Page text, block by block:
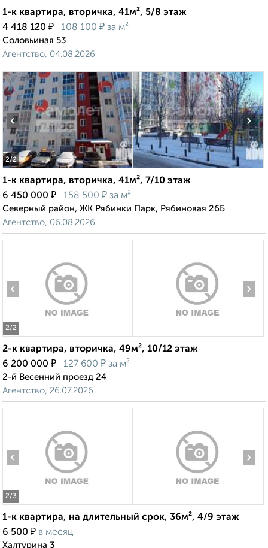
1-к квартира, вторичка, 41м², 5/8 этаж
4 418 120 ₽ 108 100 ₽ за м²
Соловьиная 53
Агентство, 04.08.2026
2/2
‹ ›
1-к квартира, вторичка, 41м², 7/10 этаж
6 450 000 ₽ 158 500 ₽ за м²
Северный район, ЖК Рябинки Парк, Рябиновая 26Б
Агентство, 06.08.2026
2/2
‹ ›
2-к квартира, вторичка, 49м², 10/12 этаж
6 200 000 ₽ 127 600 ₽ за м²
2-й Весенний проезд 24
Агентство, 26.07.2026
2/3
‹ ›
1-к квартира, на длительный срок, 36м², 4/9 этаж
6 500 ₽ в месяц
Халтурина 3